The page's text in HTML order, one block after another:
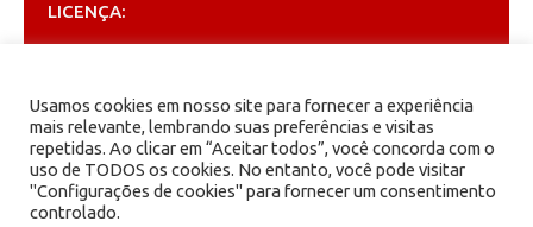
LICENÇA:
Creative Commons
ARQUIVOS
Arquivos
Usamos cookies em nosso site para fornecer a experiência
mais relevante, lembrando suas preferências e visitas
repetidas. Ao clicar em “Aceitar todos”, você concorda com o
uso de TODOS os cookies. No entanto, você pode visitar
"Configurações de cookies" para fornecer um consentimento
controlado.